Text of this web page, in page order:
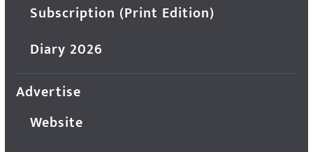
Subscription (Print Edition)
Diary 2026
Advertise
Website